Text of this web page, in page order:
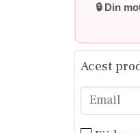
🔒 Din
Acest
Email